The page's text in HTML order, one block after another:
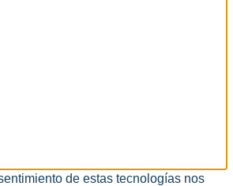
de estas tecnologías nos